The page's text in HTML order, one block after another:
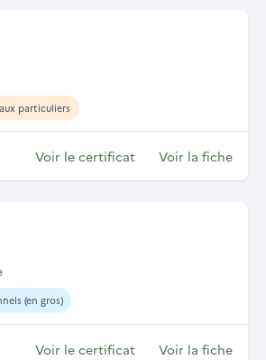
particuliers
Voir le certificat Voir la fiche
(en gros)
Voir le certificat Voir la fiche